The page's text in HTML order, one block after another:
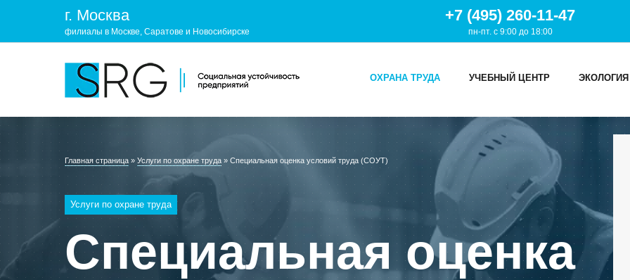
г. Москва
филиалы в Москве, Саратове и Новосибирске
+7 (495) 260-11-47
пн-пт. с 9:00 до 18:00
ОХРАНА ТРУДА УЧЕБНЫЙ ЦЕНТР ЭКОЛОГИЯ
КОМПАНИЯ
О нас
Руководство
Лицензии и аккредитации
Пресс-центр
УСЛУГИ
ОХРАНА ТРУДА
УЧЕБНЫЙ ЦЕНТР
ЭКОЛОГИЯ
Главная страница »Услуги по охране труда » Специальная оценка условий труда (СОУТ)
Услуги по охране труда
Специальная оценка